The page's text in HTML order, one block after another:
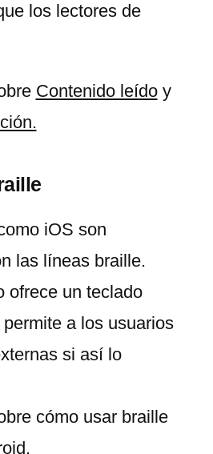
los lectores de
Contenido leídoy
iOS son
las líneas braille.
ofrece un teclado
a los usuarios
si así lo
cómo usar braille